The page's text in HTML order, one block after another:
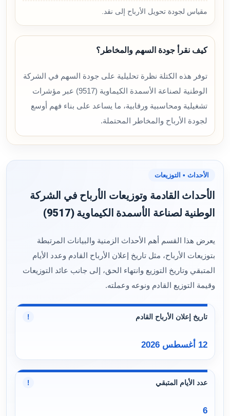
مقياس لجودة تحويل الأرباح إلى نقد.
كيف نقرأ جودة السهم والمخاطر؟
توفر هذه الكتلة نظرة تحليلية على جودة السهم في الشركة
الوطنية لصناعة الأسمدة الكيماوية (9517) عبر مؤشرات
تشغيلية ومحاسبية ورقابية، ما يساعد على بناء فهم أوسع
لجودة الأرباح والمخاطر المحتملة.
الأحداث • التوزيعات
الأحداث القادمة وتوزيعات الأرباح في الشركة
الوطنية لصناعة الأسمدة الكيماوية (9517)
يعرض هذا القسم أهم الأحداث الزمنية والبيانات المرتبطة
بتوزيعات الأرباح، مثل تاريخ إعلان الأرباح القادم وعدد الأيام
المتبقي وتاريخ التوزيع وانتهاء الحق، إلى جانب عائد التوزيعات
وقيمة التوزيع القادم ونوعه وعملته.
تاريخ إعلان الأرباح القادم !
12 أغسطس 2026
عدد الأيام المتبقي !
6